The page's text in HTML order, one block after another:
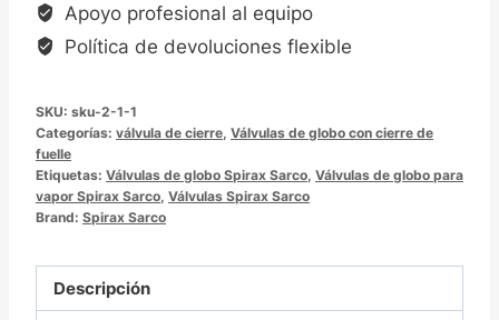
止
阀
纹
密
封
止
阀
Apoyo profesional al equipo
Política de devoluciones flexible
SKU: sku-2-1-1
Categorías: válvula de cierre, Válvulas de globo con cierre de
fuelle
Etiquetas: Válvulas de globo Spirax Sarco, Válvulas de globo para
vapor Spirax Sarco, Válvulas Spirax Sarco
Brand: Spirax Sarco
Descripción